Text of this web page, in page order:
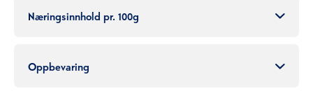
Næringsinnhold pr. 100g
Oppbevaring